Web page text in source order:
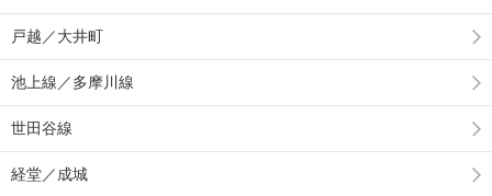
戸越／大井町
池上線／多摩川線
世田谷線
経堂／成城